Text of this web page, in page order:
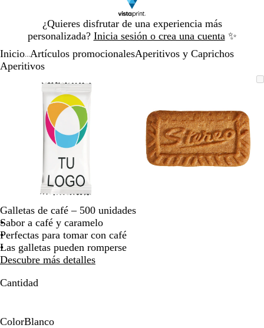
¿Quieres disfrutar de una experiencia más
personalizada? Inicia sesión o crea una cuenta ✨
1
Inicio Artículos promocionalesAperitivos y Caprichos
Aperitivos
ampliable
mínimo
para
expandir
teclas
de
más
menos
para
ampliar
y
y
las
flechas
para
moverte
expandir
de
más
y
menos
para
Galletas de café – 500 unidades
Sabor a café y caramelo
Perfectas para tomar con café
Las galletas pueden romperse
Descubre más detalles
Cantidad
ColorBlanco